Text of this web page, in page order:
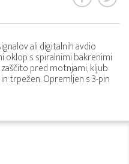
ali digitalnih avdio
oklop s spiralnimi bakrenimi
pred motnjami, kljub
trpežen. Opremljen s 3-pin